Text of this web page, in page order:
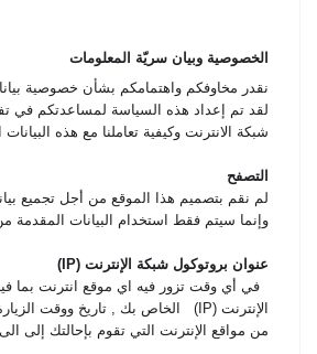
الخصوصية وبيان سريّة المعلومات
نقدر مخاوفكم واهتمامكم بشأن خصوصية
لقد تم إعداد هذه السياسة لمساعدتكم في
شبكة الانترنت وكيفية تعاملنا مع هذه
التصفح
لم نقم بتصميم هذا الموقع من أجل تجميع
وإنما سيتم فقط استخدام البيانات
عنوان بروتوكول شبكة الإنترنت (IP)
في أي وقت تزور فيه اي موقع انترنت بما
الإنترنت (IP)
الخاص بك , تاريخ ووقت
من مواقع الإنترنت التي تقوم بإحالتك إلى